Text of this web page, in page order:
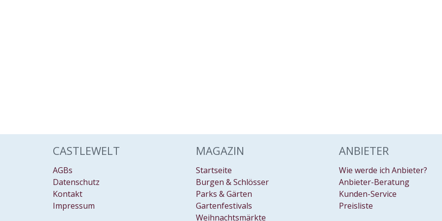
CASTLEWELT
AGBs
Datenschutz
Kontakt
Impressum
MAGAZIN
Startseite
Burgen & Schlösser
Parks & Gärten
Gartenfestivals
Weihnachtsmärkte
ANBIETER
Wie werde ich Anbieter?
Anbieter-Beratung
Kunden-Service
Preisliste